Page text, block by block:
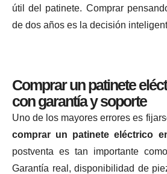
útil del patinete. Comprar
de dos años es la decisión
Comprar un patinete
con garantía y soporte
Uno de los mayores errores es
comprar un patinete eléctrico
postventa es tan importante
Garantía real, disponibilidad de